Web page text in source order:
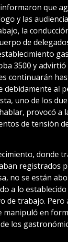
que
y las
la
de
3500 y advirtió
continuarán
debidamente al
uno de los
provocó a
de tensión
donde
registrados
no se están
a lo establecido
de trabajo. Pero
manipuló en
los